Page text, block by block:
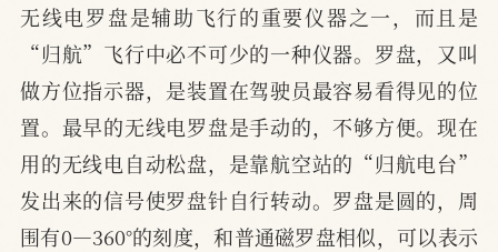
无线电罗盘是辅助飞行的重要仪器之一，而且是
“归航”飞行中必不可少的一种仪器。罗盘，又叫
做方位指示器，是装置在驾驶员最容易看得见的位
置。最早的无线电罗盘是手动的，不够方便。现在
用的无线电自动松盘，是靠航空站的“归航电台”
发出来的信号使罗盘针自行转动。罗盘是圆的，周
围有0—360°的刻度，和普通磁罗盘相似，可以表示